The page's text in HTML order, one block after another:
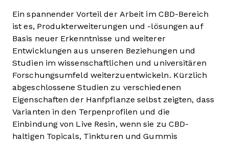
Ein spannender Vorteil der Arbeit im CBD-Bereich
ist es, Produkterweiterungen und -lösungen auf
Basis neuer Erkenntnisse und weiterer
Entwicklungen aus unseren Beziehungen und
Studien im wissenschaftlichen und universitären
Forschungsumfeld weiterzuentwickeln. Kürzlich
abgeschlossene Studien zu verschiedenen
Eigenschaften der Hanfpflanze selbst zeigten, dass
Varianten in den Terpenprofilen und die
Einbindung von Live Resin, wenn sie zu CBD-
haltigen Topicals, Tinkturen und Gummis